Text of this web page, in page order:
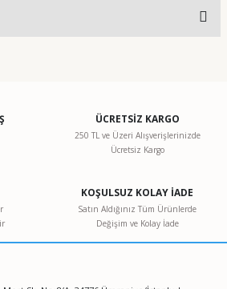
teşekkür ederiz.
bozuk veya görüntülenemiyor.
bulunuyor.
daha pahalı.
ÜCRETSİZ KARGO
250 TL ve Üzeri Alışverişlerinizde
Ücretsiz Kargo
KOŞULSUZ KOLAY İADE
Satın Aldığınız Tüm Ürünlerde
Değişim ve Kolay İade